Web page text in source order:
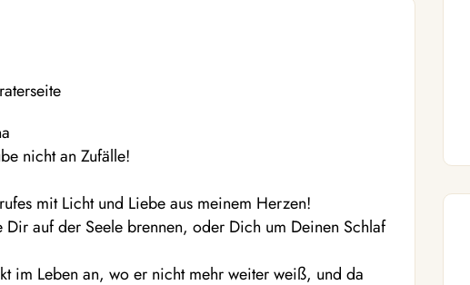
nicht an Zufälle!
mit Licht und Liebe aus meinem Herzen!
auf der Seele brennen, oder Dich um Deinen Schlaf
im Leben an, wo er nicht mehr weiter weiß, und da